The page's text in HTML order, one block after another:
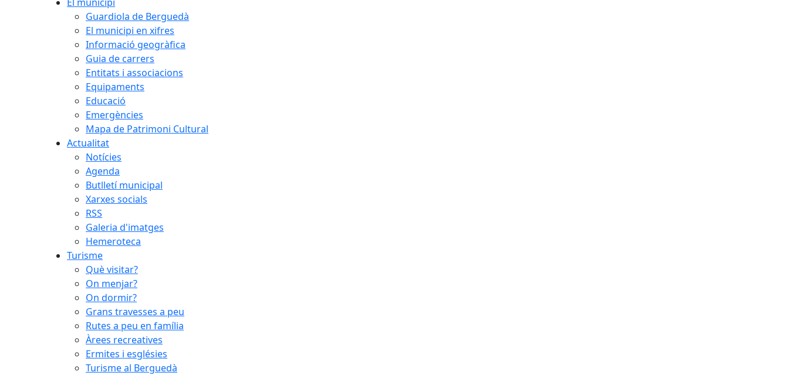
Guardiola de Berguedà
El municipi en xifres
Informació geogràfica
Guia de carrers
Entitats i associacions
Equipaments
Educació
Emergències
Mapa de Patrimoni Cultural
Actualitat
Notícies
Agenda
Butlletí municipal
Xarxes socials
RSS
Galeria d'imatges
Hemeroteca
Turisme
Què visitar?
On menjar?
On dormir?
Grans travesses a peu
Rutes a peu en família
Àrees recreatives
Ermites i esglésies
Turisme al Berguedà